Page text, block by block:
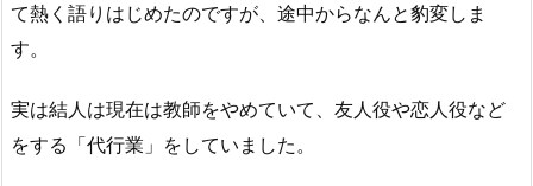
て熱く語りはじめたのですが、途中からなんと豹変しま
す。
実は結人は現在は教師をやめていて、友人役や恋人役など
をする「代行業」をしていました。